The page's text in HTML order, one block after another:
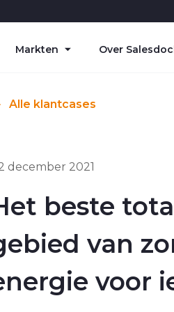
Markten Over
Alle klantcases
december 2021
beste
van
voor